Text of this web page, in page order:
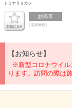
トミヤリョカン
妙高市
[ 温泉旅館 ]
【お知らせ】
※新型コロナウイル
ります。訪問の際は